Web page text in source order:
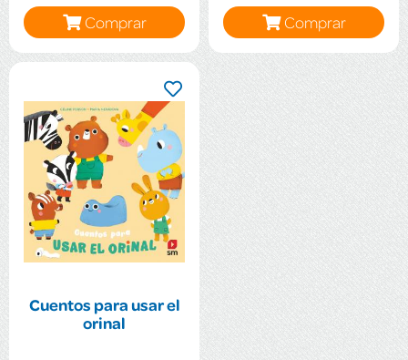
Comprar
Comprar
Cuentos para usar el
orinal